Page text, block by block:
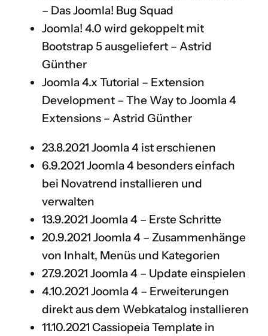
– Das Joomla! Bug Squad
Joomla! 4.0 wird gekoppelt mit
Bootstrap 5 ausgeliefert – Astrid
Günther
Joomla 4.x Tutorial – Extension
Development – The Way to Joomla 4
Extensions – Astrid Günther
23.8.2021 Joomla 4 ist erschienen
6.9.2021 Joomla 4 besonders einfach
bei Novatrend installieren und
verwalten
13.9.2021 Joomla 4 – Erste Schritte
20.9.2021 Joomla 4 – Zusammenhänge
von Inhalt, Menüs und Kategorien
27.9.2021 Joomla 4 – Update einspielen
4.10.2021 Joomla 4 – Erweiterungen
direkt aus dem Webkatalog installieren
11.10.2021 Cassiopeia Template in